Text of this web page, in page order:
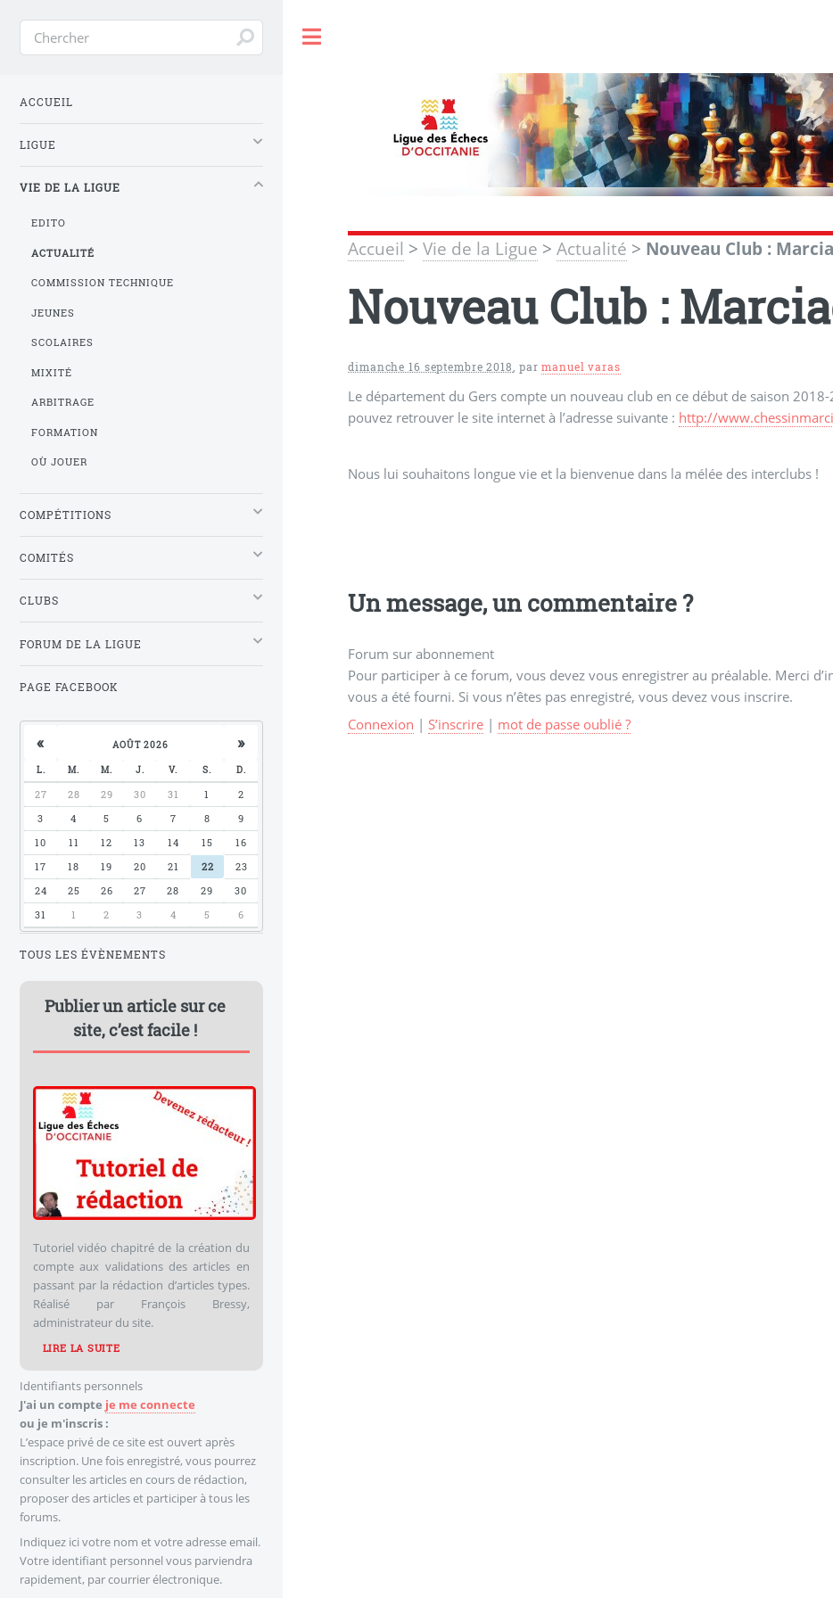
Accueil >Vie de la Ligue >Actualité > Nouveau Club :
Nouveau Club :
dimanche 16 septembre 2018 parmanuel varas
Le département du Gers compte un nouveau club en ce début de saison
pouvez retrouver le site internet à l’adresse suivante : http://
Nous lui souhaitons longue vie et la bienvenue dans la mélée des interclubs !
Un message, un commentaire ?
Forum sur abonnement
Pour participer à ce forum, vous devez vous enregistrer au préalable. Merci
vous a été fourni. Si vous n’êtes pas enregistré, vous devez vous inscrire.
Connexion | S’inscrire | mot de passe oublié ?
ACCUEIL
LIGUE
VIE DE LA LIGUE
EDITO
ACTUALITÉ
COMMISSION TECHNIQUE
JEUNES
SCOLAIRES
MIXITÉ
ARBITRAGE
FORMATION
OÙ JOUER
COMPÉTITIONS
COMITÉS
CLUBS
FORUM DE LA LIGUE
PAGE FACEBOOK
« AOÛT 2026 »
L. M. M. J. V. S. D.
27 28 29 30 31 1
2
3
4 5 6 7 8
9
10
11 12 13 14 15
16
17
18 19 20 21 22
23
24
25 26 27 28 29
30
31
1 2 3 4 5 6
TOUS LES ÉVÈNEMENTS
Publier un article sur ce
site, c’est facile !
Tutoriel vidéo chapitré de la création du
compte aux validations des articles en
passant par la rédaction d’articles types.
Réalisé par François Bressy,
administrateur du site.
LIRE LA SUITE
J'ai un compte je me connecte
ou je m'inscris :
L’espace privé de ce site est ouvert après
inscription. Une fois enregistré, vous pourrez
consulter les articles en cours de rédaction,
proposer des articles et participer à tous les
forums.
Identifiants personnels
Indiquez ici votre nom et votre adresse email.
Votre identifiant personnel vous parviendra
rapidement, par courrier électronique.